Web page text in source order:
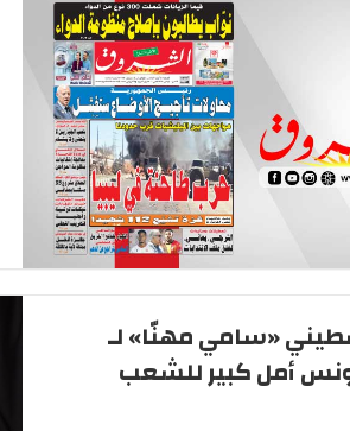
«سامي مهنّا» لـ
أمل كبير للشعب